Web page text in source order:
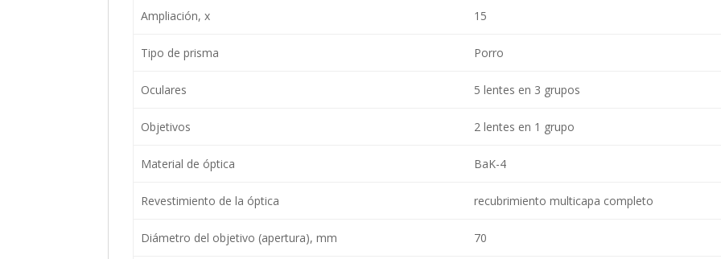
Ampliación, x
15
Tipo de prisma Porro
Oculares 5 lentes en 3 grupos
Objetivos 2 lentes en 1 grupo
Material de óptica BaK-4
Revestimiento de la óptica recubrimiento multicapa completo
Diámetro del objetivo (apertura), mm 70